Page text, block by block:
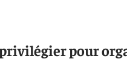
pour